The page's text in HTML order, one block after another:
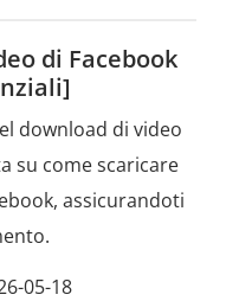
di Facebook
download di video
su come scaricare
assicurandoti
05-18